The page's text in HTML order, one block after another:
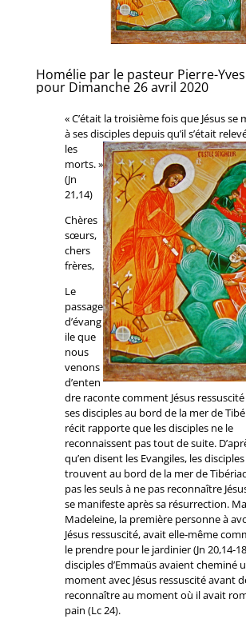
Homélie par le pasteur Pierre-
pour Dimanche 26 avril 2020
« C’était la troisième fois que Jésus se
à ses disciples depuis qu’il s’était
les
morts. »
(Jn
21,14)
Chères
sœurs,
chers
frères,
Le
passage
d’évang
ile que
nous
venons
d’enten
dre raconte comment Jésus
ses disciples au bord de la mer de
récit rapporte que les disciples ne le
reconnaissent pas tout de suite.
qu’en disent les Evangiles, les
trouvent au bord de la mer de
pas les seuls à ne pas reconnaître
se manifeste après sa résurrection.
Madeleine, la première personne à
Jésus ressuscité, avait elle-même
le prendre pour le jardinier (Jn 20,14-
disciples d’Emmaüs avaient cheminé
moment avec Jésus ressuscité avant
reconnaître au moment où il avait
pain (Lc 24).